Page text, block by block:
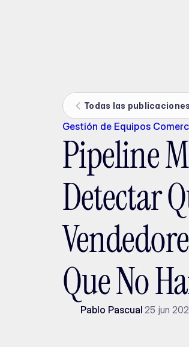
Todas las publicaciones
Gestión de Equipos
Pipeline
Detectar
Que No
Pablo Pascual 25 jun